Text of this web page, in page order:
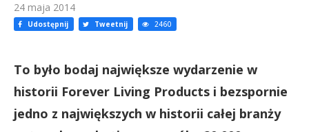
24 maja 2014
Udostępnij Tweetnij 2460
To było bodaj największe wydarzenie w
historii Forever Living Products i bezspornie
jedno z największych w historii całej branży